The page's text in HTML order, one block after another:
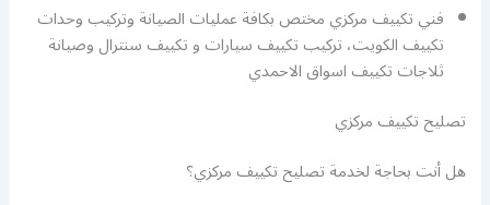
فني تكييف مركزي مختص بكافة عمليات الصيانة وتركيب وحدات
تكييف الكويت، تركيب تكييف سيارات و تكييف سنترال وصيانة
ثلاجات تكييف اسواق الاحمدي
تصليح تكييف مركزي
هل أنت بحاجة لخدمة تصليح تكييف مركزي؟